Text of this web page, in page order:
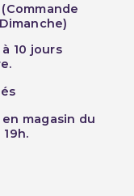
10 jours
magasin du